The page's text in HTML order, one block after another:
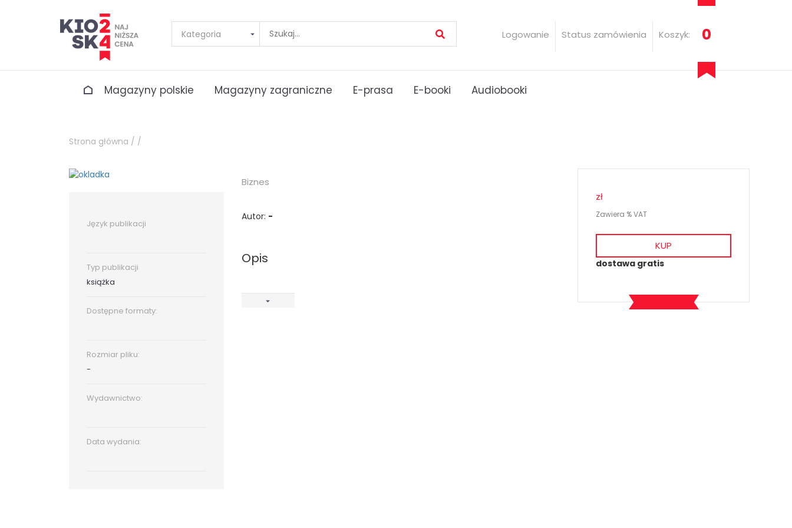
Logowanie Status zamówienia Koszyk: 0
Magazyny polskie Magazyny zagraniczne E-prasa E-booki Audiobooki
Strona główna / /
Język publikacji
Typ publikacji
książka
Dostępne formaty:
Rozmiar pliku:
-
Wydawnictwo:
Data wydania:
Biznes
Autor: -
Opis
zł
Zawiera % VAT
KUP
dostawa gratis